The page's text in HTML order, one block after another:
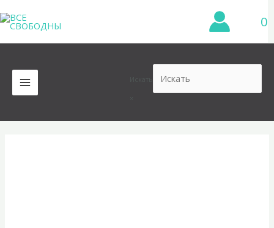
к
содержимому
0
MAIN
MENU